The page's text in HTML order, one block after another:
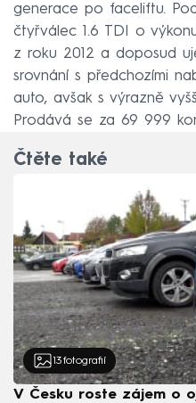
generace po faceliftu.
čtyřválec 1.6 TDI o
z roku 2012 a doposud
srovnání s předchozími
auto, avšak s výrazně
Prodává se za 69 999
Čtěte také
13 fotografií
V Česku roste zájem o